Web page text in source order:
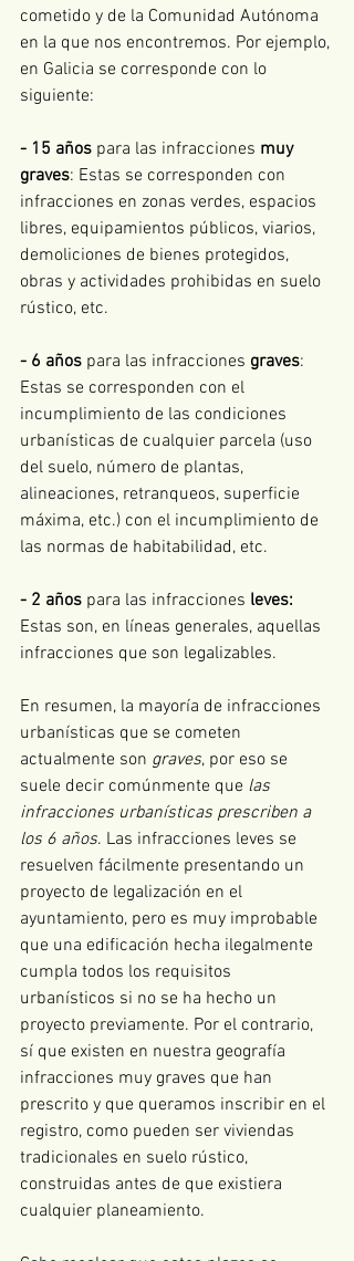
cometido y de la Comunidad Autónoma
en la que nos encontremos. Por ejemplo,
en Galicia se corresponde con lo
siguiente:
- 15 años para las infracciones muy
graves: Estas se corresponden con
infracciones en zonas verdes, espacios
libres, equipamientos públicos, viarios,
demoliciones de bienes protegidos,
obras y actividades prohibidas en suelo
rústico, etc.
- 6 años para las infracciones graves:
Estas se corresponden con el
incumplimiento de las condiciones
urbanísticas de cualquier parcela (uso
del suelo, número de plantas,
alineaciones, retranqueos, superficie
máxima, etc.) con el incumplimiento de
las normas de habitabilidad, etc.
- 2 años para las infracciones leves:
Estas son, en líneas generales, aquellas
infracciones que son legalizables.
En resumen, la mayoría de infracciones
urbanísticas que se cometen
actualmente son graves, por eso se
suele decir comúnmente que las
infracciones urbanísticas prescriben a
los 6 años. Las infracciones leves se
resuelven fácilmente presentando un
proyecto de legalización en el
ayuntamiento, pero es muy improbable
que una edificación hecha ilegalmente
cumpla todos los requisitos
urbanísticos si no se ha hecho un
proyecto previamente. Por el contrario,
sí que existen en nuestra geografía
infracciones muy graves que han
prescrito y que queramos inscribir en el
registro, como pueden ser viviendas
tradicionales en suelo rústico,
construidas antes de que existiera
cualquier planeamiento.